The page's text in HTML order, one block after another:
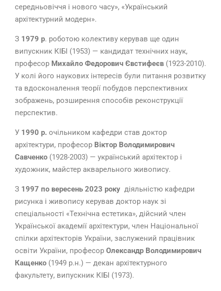
середньовіччя і нового часу», «Український
архітектурний модерн».
З 1979 р. роботою колективу керував ще один
випускник КІБІ (1953) — кандидат технічних наук,
професор Михайло Федорович Євстифеєв (1923-2010).
У колі його наукових інтересів були питання розвитку
та вдосконалення теорії побудов перспективних
зображень, розширення способів реконструкції
перспектив.
У 1990 р. очільником кафедри став доктор
архітектури, професор Віктор Володимирович
Савченко (1928-2003) — український архітектор і
художник, майстер акварельного живопису.
З 1997 по вересень 2023 року діяльністю кафедри
рисунка і живопису керував доктор наук зі
спеціальності «Технічна естетика», дійсний член
Української академії архітектури, член Національної
спілки архітекторів України, заслужений працівник
освіти України, професор Олександр Володимирович
Кащенко (1949 р.н.) — декан архітектурного
факультету, випускник КІБІ (1973).